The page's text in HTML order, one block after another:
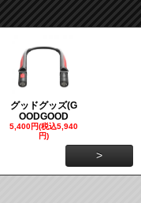
グッドグッズ(G
OODGOOD
5,400円(税込5,940
円)
>